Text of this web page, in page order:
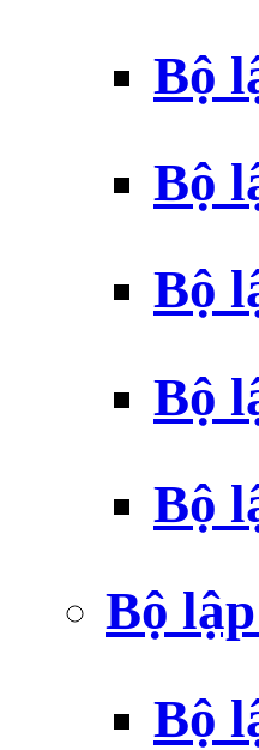
Bộ
Bộ
Bộ
Bộ
Bộ
Bộ
Bộ